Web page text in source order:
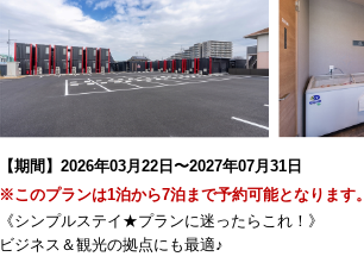
【期間】2026年03月22日〜2027年07月31日
※このプランは1泊から7泊まで予約可能となります。
《シンプルステイ★プランに迷ったらこれ！》
ビジネス＆観光の拠点にも最適♪